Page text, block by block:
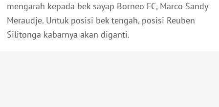
mengarah kepada bek sayap Borneo FC, Marco Sandy
Meraudje. Untuk posisi bek tengah, posisi Reuben
Silitonga kabarnya akan diganti.